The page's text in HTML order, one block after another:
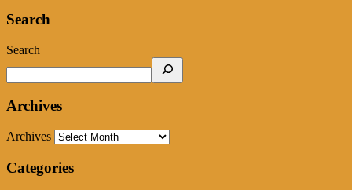
Search
Search
Archives
Archives
Categories